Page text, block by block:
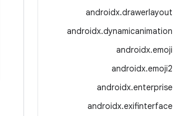
androidx.drawerlayout
androidx.dynamicanimation
androidx.emoji
androidx.emoji2
androidx.enterprise
androidx.exifinterface